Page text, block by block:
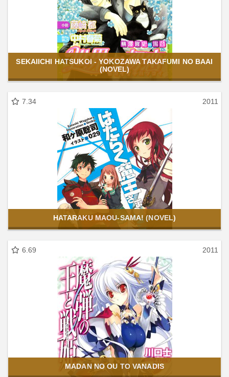
SEKAIICHI HATSUKOI - YOKOZAWA TAKAFUMI NO BAAI
(NOVEL)
7.34 2011
HATARAKU MAOU-SAMA! (NOVEL)
6.69 2011
MADAN NO OU TO VANADIS